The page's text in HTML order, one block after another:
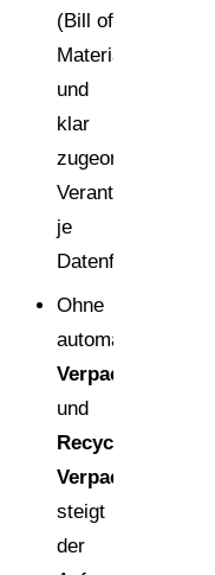
(Bill of
Materials)
und
klar
zugeordnete
je
Datenfeld.
Ohne
automatisierte
und
Recyclinganalyse
Verpackung
steigt
der